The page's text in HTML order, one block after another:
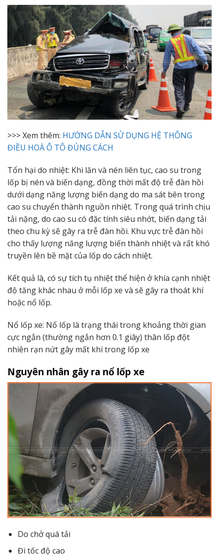
>>> Xem thêm: HƯỚNG DẪN SỬ DỤNG HỆ THÔNG
ĐIỀU HOÀ Ô TÔ ĐÚNG CÁCH
Tổn hại do nhiệt: Khi lăn và nén liên tục, cao su trong
lốp bị nén và biến dạng, đồng thời mất độ trễ đàn hồi
dưới dạng năng lượng biến dạng do ma sát bên trong
cao su chuyển thành nguồn nhiệt. Trong quá trình chịu
tải nặng, do cao su có đặc tính siêu nhớt, biến dạng tải
theo chu kỳ sẽ gây ra trễ đàn hồi. Khu vực trễ đàn hồi
cho thấy lượng năng lượng biến thành nhiệt và rất khó
truyền lên bề mặt của lốp do cách nhiệt.
Kết quả là, có sự tích tụ nhiệt thể hiện ở khía cạnh nhiệt
độ tăng khác nhau ở mỗi lốp xe và sẽ gây ra thoát khí
hoặc nổ lốp.
Nổ lốp xe: Nổ lốp là trạng thái trong khoảng thời gian
cực ngắn (thường ngắn hơn 0.1 giây) thân lốp đột
nhiên rạn nứt gây mất khí trong lốp xe
Nguyên nhân gây ra nổ lốp xe
Do chở quá tải
Đi tốc độ cao